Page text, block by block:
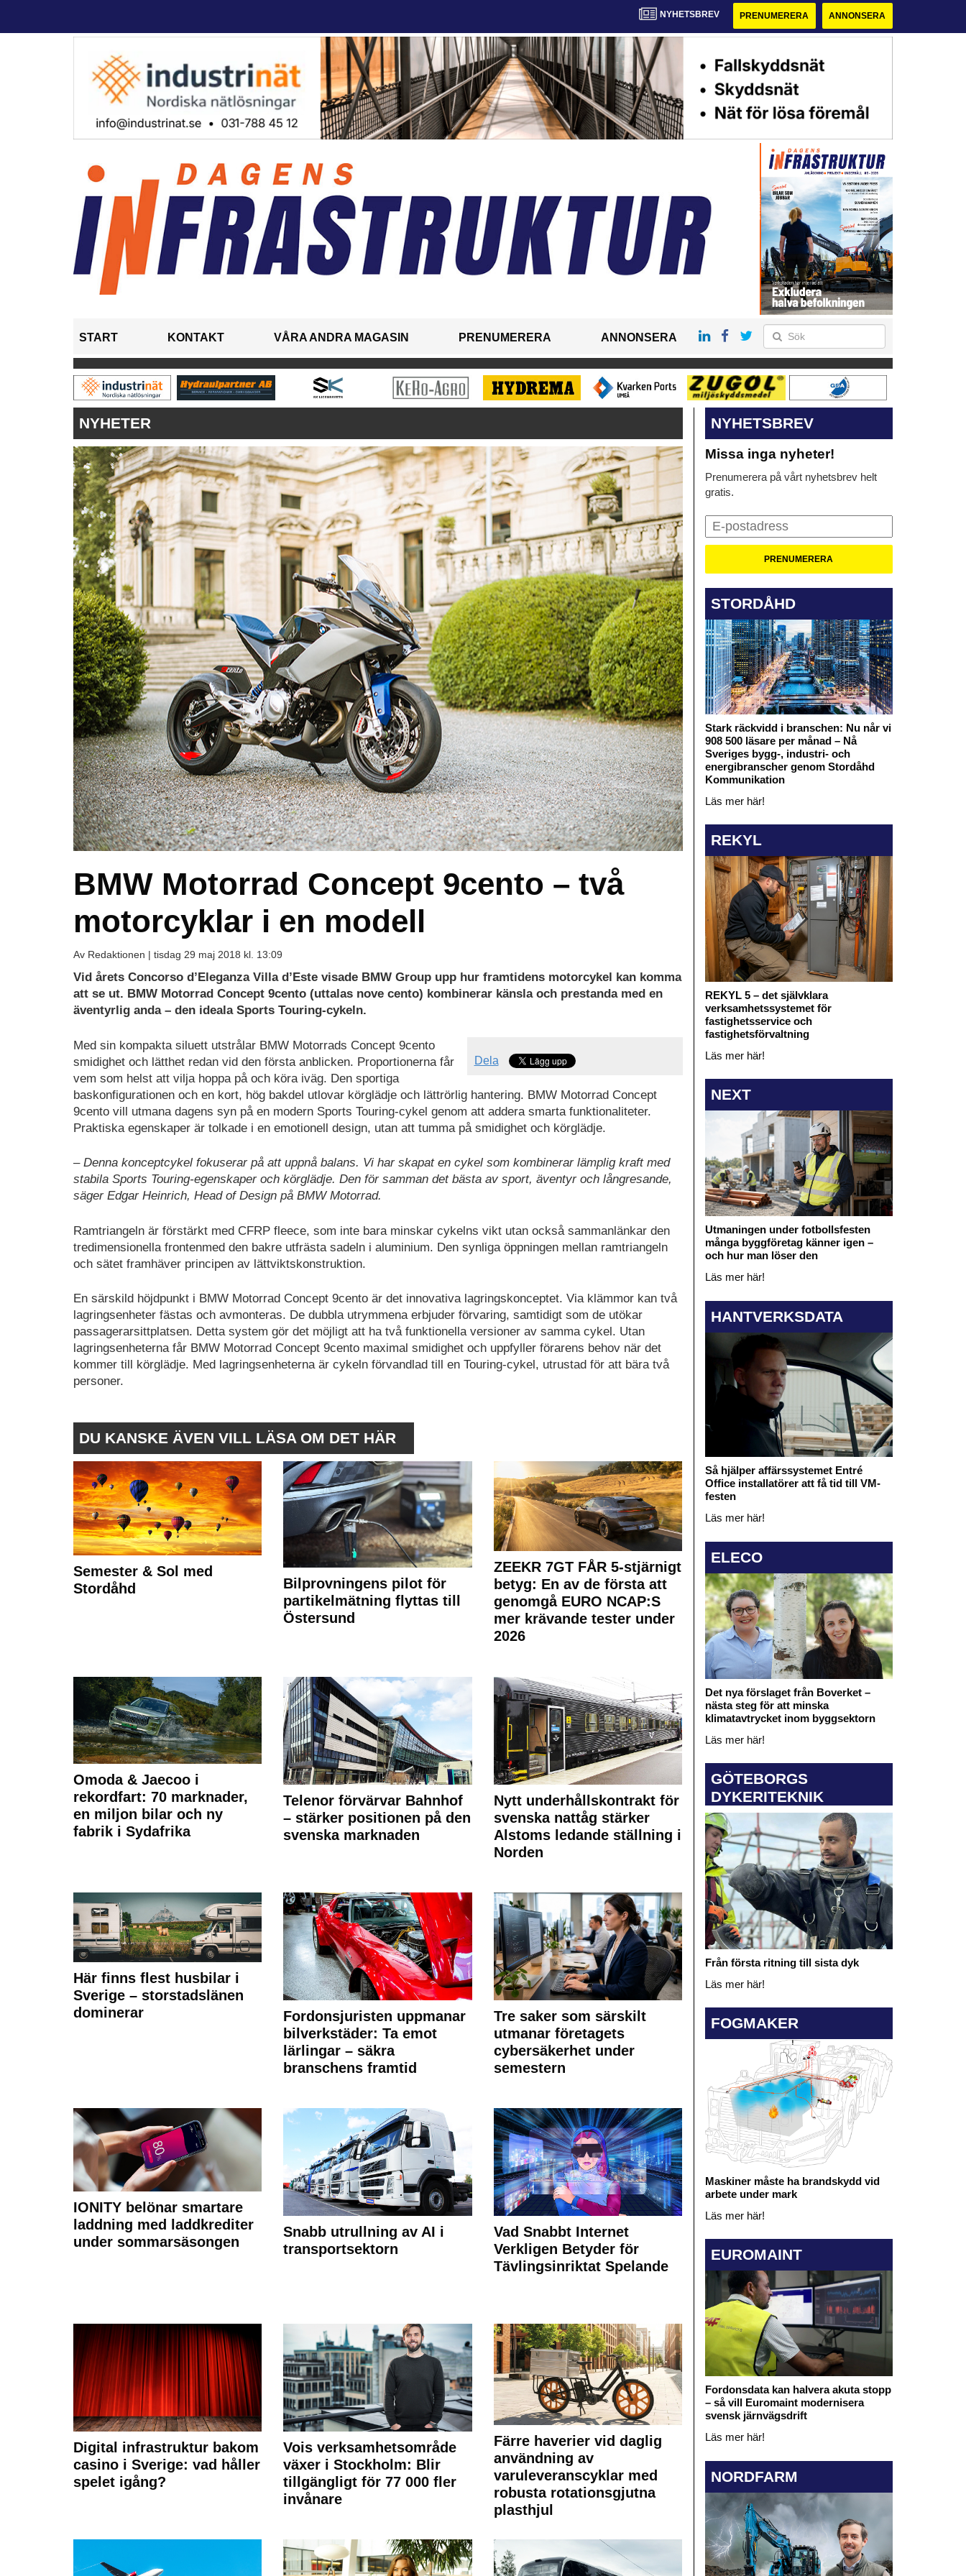
NYHETSBREV PRENUMERERA ANNONSERA
START KONTAKT VÅRA ANDRA MAGASIN PRENUMERERA ANNONSERA
NYHETER
BMW Motorrad Concept 9cento – två
motorcyklar i en modell
Av Redaktionen | tisdag 29 maj 2018 kl. 13:09
Vid årets Concorso d’Eleganza Villa d’Este visade BMW Group upp hur framtidens motorcykel kan komma
att se ut. BMW Motorrad Concept 9cento (uttalas nove cento) kombinerar känsla och prestanda med en
äventyrlig anda – den ideala Sports Touring-cykeln.
Dela
Med sin kompakta siluett utstrålar BMW Motorrads Concept 9cento
smidighet och lätthet redan vid den första anblicken. Proportionerna får
vem som helst att vilja hoppa på och köra iväg. Den sportiga
baskonfigurationen och en kort, hög bakdel utlovar körglädje och lättrörlig hantering. BMW Motorrad Concept
9cento vill utmana dagens syn på en modern Sports Touring-cykel genom att addera smarta funktionaliteter.
Praktiska egenskaper är tolkade i en emotionell design, utan att tumma på smidighet och körglädje.
–Denna konceptcykel fokuserar på att uppnå balans. Vi har skapat en cykel som kombinerar lämplig kraft med
stabila Sports Touring-egenskaper och körglädje. Den för samman det bästa av sport, äventyr och långresande,
säger Edgar Heinrich, Head of Design på BMW Motorrad.
Ramtriangeln är förstärkt med CFRP fleece, som inte bara minskar cykelns vikt utan också sammanlänkar den
tredimensionella frontenmed den bakre utfrästa sadeln i aluminium. Den synliga öppningen mellan ramtriangeln
och sätet framhäver principen av lättviktskonstruktion.
En särskild höjdpunkt i BMW Motorrad Concept 9cento är det innovativa lagringskonceptet. Via klämmor kan två
lagringsenheter fästas och avmonteras. De dubbla utrymmena erbjuder förvaring, samtidigt som de utökar
passagerarsittplatsen. Detta system gör det möjligt att ha två funktionella versioner av samma cykel. Utan
lagringsenheterna får BMW Motorrad Concept 9cento maximal smidighet och uppfyller förarens behov när det
kommer till körglädje. Med lagringsenheterna är cykeln förvandlad till en Touring-cykel, utrustad för att bära två
personer.
DU KANSKE ÄVEN VILL LÄSA OM DET HÄR
Semester & Sol med
Stordåhd
Bilprovningens pilot för
partikelmätning flyttas till
Östersund
ZEEKR 7GT FÅR 5-stjärnigt
betyg: En av de första att
genomgå EURO NCAP:S
mer krävande tester under
2026
Omoda & Jaecoo i
rekordfart: 70 marknader,
en miljon bilar och ny
fabrik i Sydafrika
Telenor förvärvar Bahnhof
– stärker positionen på den
svenska marknaden
Nytt underhållskontrakt för
svenska nattåg stärker
Alstoms ledande ställning i
Norden
Här finns flest husbilar i
Sverige – storstadslänen
dominerar
Fordonsjuristen uppmanar
bilverkstäder: Ta emot
lärlingar – säkra
branschens framtid
Tre saker som särskilt
utmanar företagets
cybersäkerhet under
semestern
IONITY belönar smartare
laddning med laddkrediter
under sommarsäsongen
Snabb utrullning av AI i
transportsektorn
Vad Snabbt Internet
Verkligen Betyder för
Tävlingsinriktat Spelande
Digital infrastruktur bakom
casino i Sverige: vad håller
spelet igång?
Vois verksamhetsområde
växer i Stockholm: Blir
tillgängligt för 77 000 fler
invånare
Färre haverier vid daglig
användning av
varuleveranscyklar med
robusta rotationsgjutna
plasthjul
NYHETSBREV
Missa inga nyheter!
Prenumerera på vårt nyhetsbrev helt
gratis.
STORDÅHD
Stark räckvidd i branschen: Nu når vi
908 500 läsare per månad – Nå
Sveriges bygg-, industri- och
energibranscher genom Stordåhd
Kommunikation
Läs mer här!
REKYL
REKYL 5 – det självklara
verksamhetssystemet för
fastighetsservice och
fastighetsförvaltning
Läs mer här!
NEXT
Utmaningen under fotbollsfesten
många byggföretag känner igen –
och hur man löser den
Läs mer här!
HANTVERKSDATA
Så hjälper affärssystemet Entré
Office installatörer att få tid till VM-
festen
Läs mer här!
ELECO
Det nya förslaget från Boverket –
nästa steg för att minska
klimatavtrycket inom byggsektorn
Läs mer här!
GÖTEBORGS
DYKERITEKNIK
Från första ritning till sista dyk
Läs mer här!
FOGMAKER
Maskiner måste ha brandskydd vid
arbete under mark
Läs mer här!
EUROMAINT
Fordonsdata kan halvera akuta stopp
– så vill Euromaint modernisera
svensk järnvägsdrift
Läs mer här!
NORDFARM